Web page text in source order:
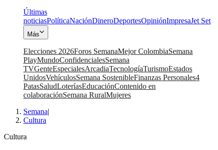
Últimas
noticiasPolíticaNaciónDineroDeportesOpiniónImpresaJet Set
Más
Elecciones 2026Foros SemanaMejor ColombiaSemana
PlayMundoConfidencialesSemana
TVGenteEspecialesArcadiaTecnologíaTurismoEstados
UnidosVehículosSemana SostenibleFinanzas Personales4
PatasSaludLoteríasEducaciónContenido en
colaboraciónSemana RuralMujeres
Semana|
Cultura
Cultura